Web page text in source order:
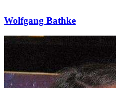
Wolfgang Bathke